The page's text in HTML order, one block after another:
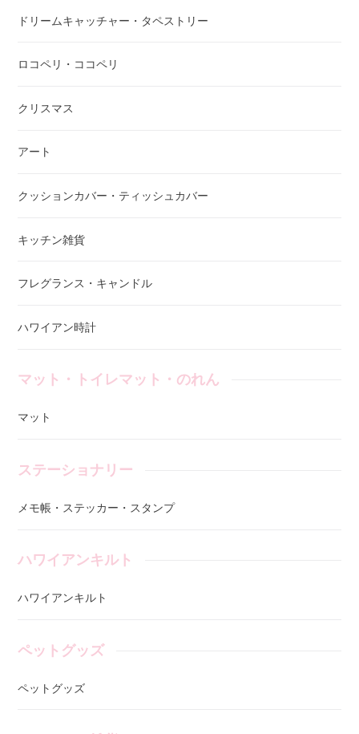
ドリームキャッチャー・タペストリー
ロコペリ・ココペリ
クリスマス
アート
クッションカバー・ティッシュカバー
キッチン雑貨
フレグランス・キャンドル
ハワイアン時計
マット・トイレマット・のれん
マット
ステーショナリー
メモ帳・ステッカー・スタンプ
ハワイアンキルト
ハワイアンキルト
ペットグッズ
ペットグッズ